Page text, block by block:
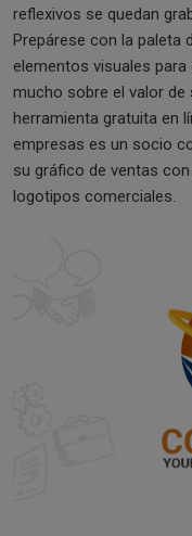
reflexivos se quedan
Prepárese con la paleta
elementos visuales
mucho sobre el valor de
herramienta gratuita en
empresas es un socio
su gráfico de ventas
logotipos comerciales.